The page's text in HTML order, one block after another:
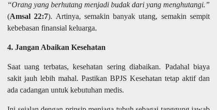
“Orang yang berhutang menjadi budak dari yang menghutangi.”
(Amsal 22:7). Artinya, semakin banyak utang, semakin sempit
kebebasan finansial keluarga.
4. Jangan Abaikan Kesehatan
Saat uang terbatas, kesehatan sering diabaikan. Padahal biaya
sakit jauh lebih mahal. Pastikan BPJS Kesehatan tetap aktif dan
ada cadangan untuk kebutuhan medis.